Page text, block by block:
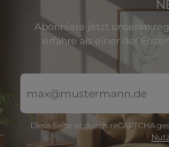
Abonniere jetzt unseren
erfahre als einer der
Mail-
Adresse
Diese Seite ist durch reCAPTCHA